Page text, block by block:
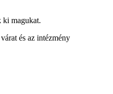
ki magukat.
és az intézmény